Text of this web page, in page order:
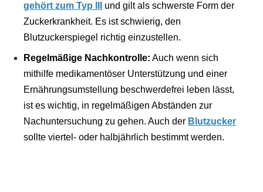
gehört zum Typ III
und gilt als schwerste Form der
Zuckerkrankheit. Es ist schwierig, den
Blutzuckerspiegel richtig einzustellen.
Regelmäßige Nachkontrolle: Auch wenn sich
mithilfe medikamentöser Unterstützung und einer
Ernährungsumstellung beschwerdefrei leben lässt,
ist es wichtig, in regelmäßigen Abständen zur
Nachuntersuchung zu gehen. Auch der Blutzucker
sollte viertel- oder halbjährlich bestimmt werden.